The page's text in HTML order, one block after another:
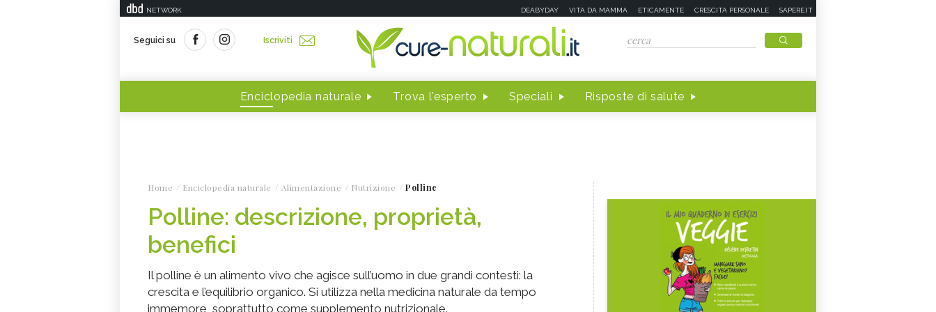
NETWORK DEABYDAY VITA DA MAMMA ETICAMENTE CRESCITA PERSONALE SAPERE.IT
Seguici su Iscriviti
Enciclopedia naturale Trova l'esperto Speciali Risposte di salute
Home Enciclopedia naturale Alimentazione Nutrizione Polline
Polline: descrizione, proprietà,
benefici
Il polline è un alimento vivo che agisce sull’uomo in due grandi contesti: la
crescita e l’equilibrio organico. Si utilizza nella medicina naturale da tempo
immemore, soprattutto come supplemento nutrizionale.